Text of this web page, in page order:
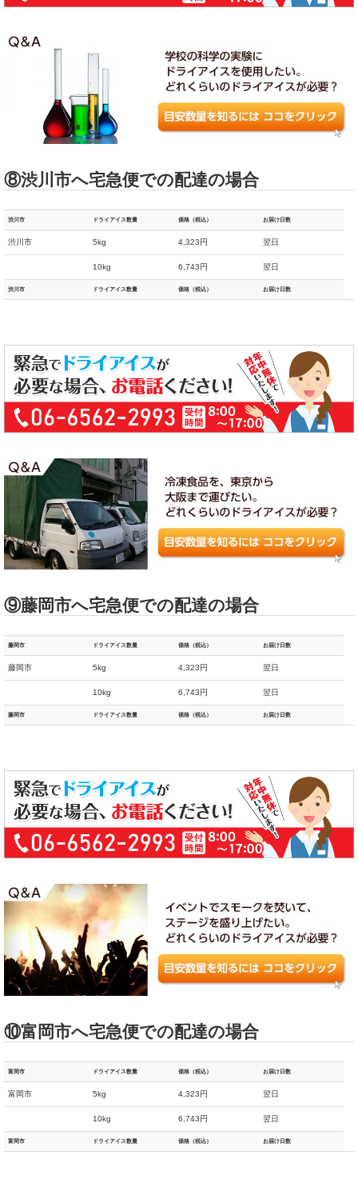
⑧渋川市へ宅急便での配達の場合
渋川市 ドライアイス数量 価格（税込） お届け日数
渋川市 5kg 4,323円 翌日
10kg 6,743円 翌日
渋川市 ドライアイス数量 価格（税込） お届け日数
⑨藤岡市へ宅急便での配達の場合
藤岡市 ドライアイス数量 価格（税込） お届け日数
藤岡市 5kg 4,323円 翌日
10kg 6,743円 翌日
藤岡市 ドライアイス数量 価格（税込） お届け日数
⑩富岡市へ宅急便での配達の場合
富岡市 ドライアイス数量 価格（税込） お届け日数
富岡市 5kg 4,323円 翌日
10kg 6,743円 翌日
富岡市 ドライアイス数量 価格（税込） お届け日数